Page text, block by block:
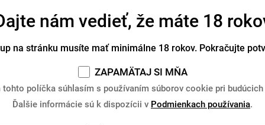
otvárač Pilsner Urquell
Drevený motýlik Pilsner
Na sklade > 10 ks
18,86 €
nám vedieť, že máte 18
na stránku musíte mať minimálne 18 rokov. Pokračujte
ZAPAMÄTAJ SI MŇA
políčka súhlasím s používaním súborov cookie pri budúcich
Ďalšie informácie sú k dispozícii v Podmienkach používania.